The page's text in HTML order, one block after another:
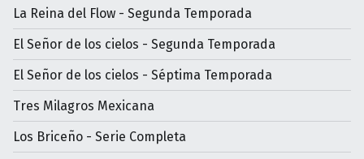
La Reina del Flow - Segunda Temporada
El Señor de los cielos - Segunda Temporada
El Señor de los cielos - Séptima Temporada
Tres Milagros Mexicana
Los Briceño - Serie Completa